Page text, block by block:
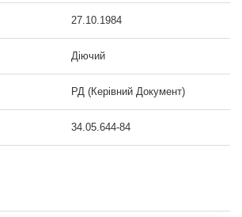
27.10.1984
Діючий
РД (Керівний Документ)
34.05.644-84